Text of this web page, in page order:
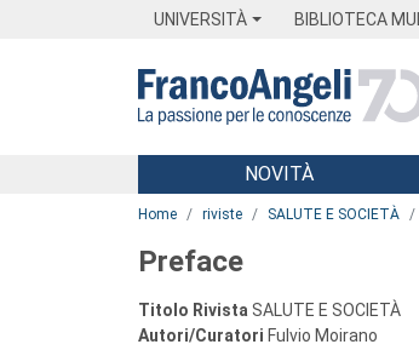
UNIVERSITÀ BIBLIOTECA
Menu
NOVITÀ
Home riviste SALUTE E SOCIETÀ
Preface
Titolo Rivista SALUTE E SOCIETÀ
Autori/Curatori Fulvio Moirano